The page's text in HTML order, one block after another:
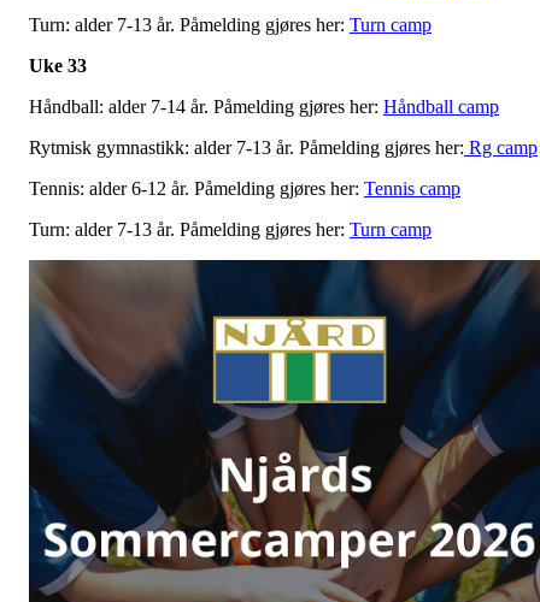
Turn: alder 7-13 år. Påmelding gjøres her: Turn camp
Uke 33
Håndball: alder 7-14 år. Påmelding gjøres her: Håndball camp
Rytmisk gymnastikk: alder 7-13 år. Påmelding gjøres her: Rg camp
Tennis: alder 6-12 år. Påmelding gjøres her: Tennis camp
Turn: alder 7-13 år. Påmelding gjøres her: Turn camp